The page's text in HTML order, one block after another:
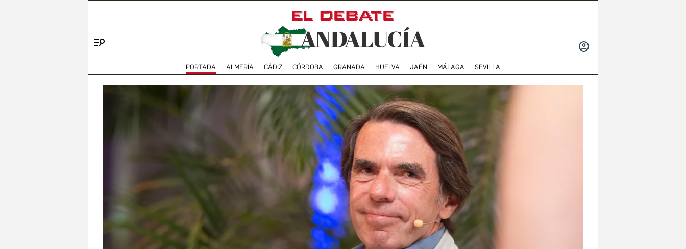
PORTADA ALMERÍA CÁDIZ CÓRDOBA GRANADA HUELVA JAÉN MÁLAGA SEVILLA